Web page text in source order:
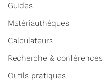
Guides
Matériauthèques
Calculateurs
Recherche & conférences
Outils pratiques